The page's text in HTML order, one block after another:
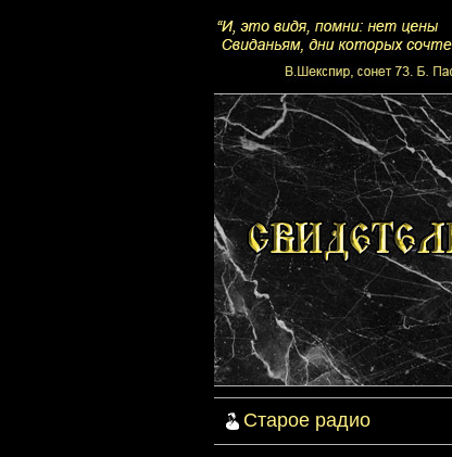
Старое радио